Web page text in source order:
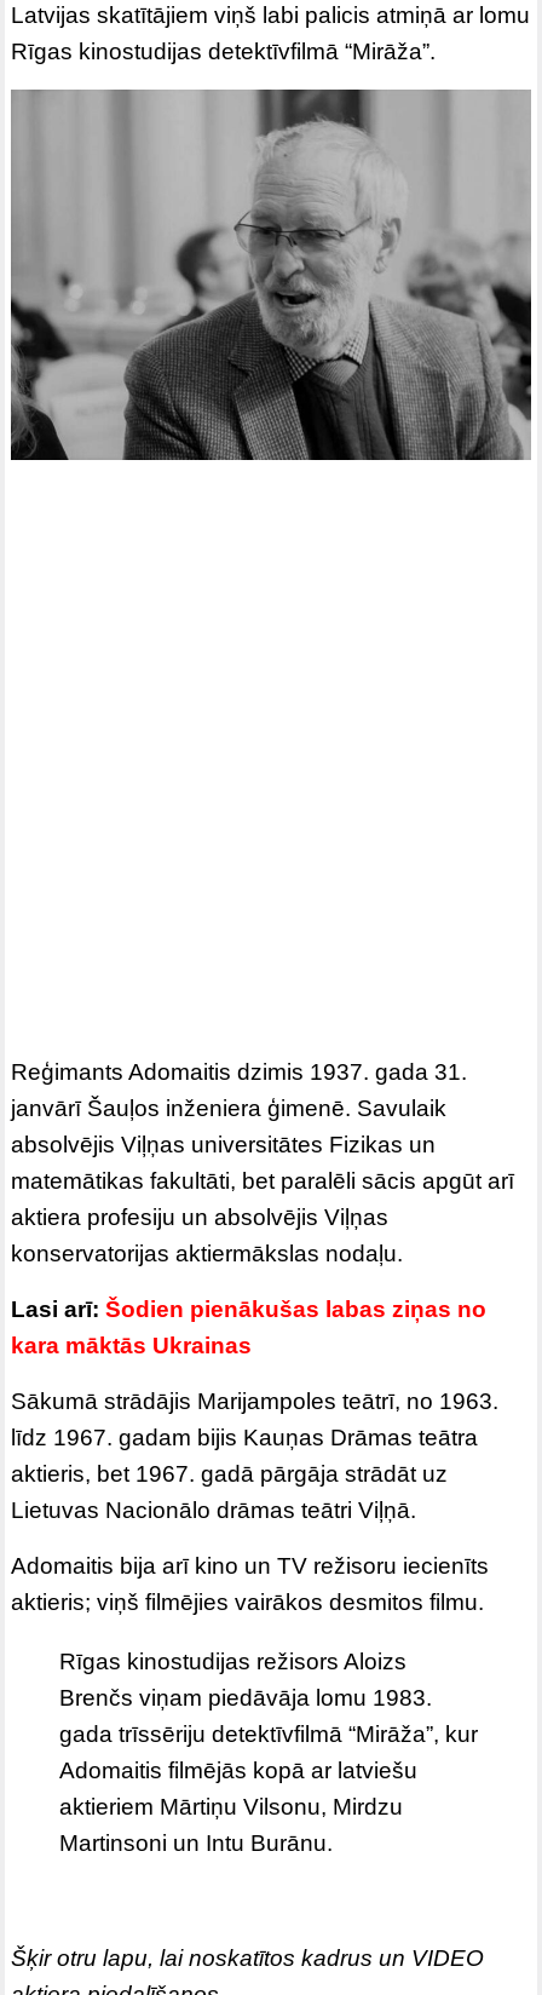
Latvijas skatītājiem viņš labi palicis atmiņā ar lomu
Rīgas kinostudijas detektīvfilmā “Mirāža”.
Reģimants Adomaitis dzimis 1937. gada 31.
janvārī Šauļos inženiera ģimenē. Savulaik
absolvējis Viļņas universitātes Fizikas un
matemātikas fakultāti, bet paralēli sācis apgūt arī
aktiera profesiju un absolvējis Viļņas
konservatorijas aktiermākslas nodaļu.
Lasi arī:Šodien pienākušas labas ziņas no
kara māktās Ukrainas
Sākumā strādājis Marijampoles teātrī, no 1963.
līdz 1967. gadam bijis Kauņas Drāmas teātra
aktieris, bet 1967. gadā pārgāja strādāt uz
Lietuvas Nacionālo drāmas teātri Viļņā.
Adomaitis bija arī kino un TV režisoru iecienīts
aktieris; viņš filmējies vairākos desmitos filmu.
Rīgas kinostudijas režisors Aloizs
Brenčs viņam piedāvāja lomu 1983.
gada trīssēriju detektīvfilmā “Mirāža”, kur
Adomaitis filmējās kopā ar latviešu
aktieriem Mārtiņu Vilsonu, Mirdzu
Martinsoni un Intu Burānu.
Šķir otru lapu, lai noskatītos kadrus un VIDEO